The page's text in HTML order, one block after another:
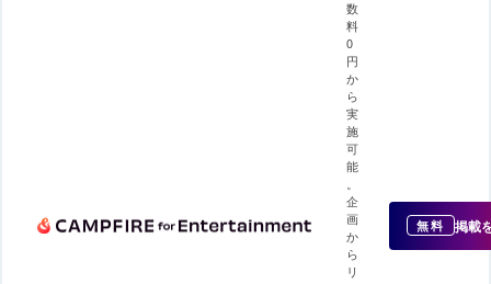
数
料
0
円
か
ら
実
施
可
能
企
画
か
ら
リ
無料 掲載